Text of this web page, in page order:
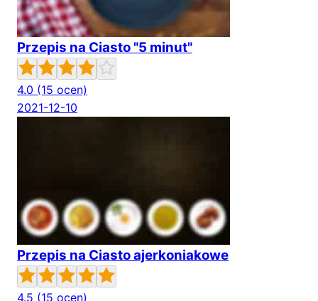
Przepis na Ciasto "5 minut"
4.0 (15 ocen)
2021-12-10
Przepis na Ciasto ajerkoniakowe
4.5 (15 ocen)